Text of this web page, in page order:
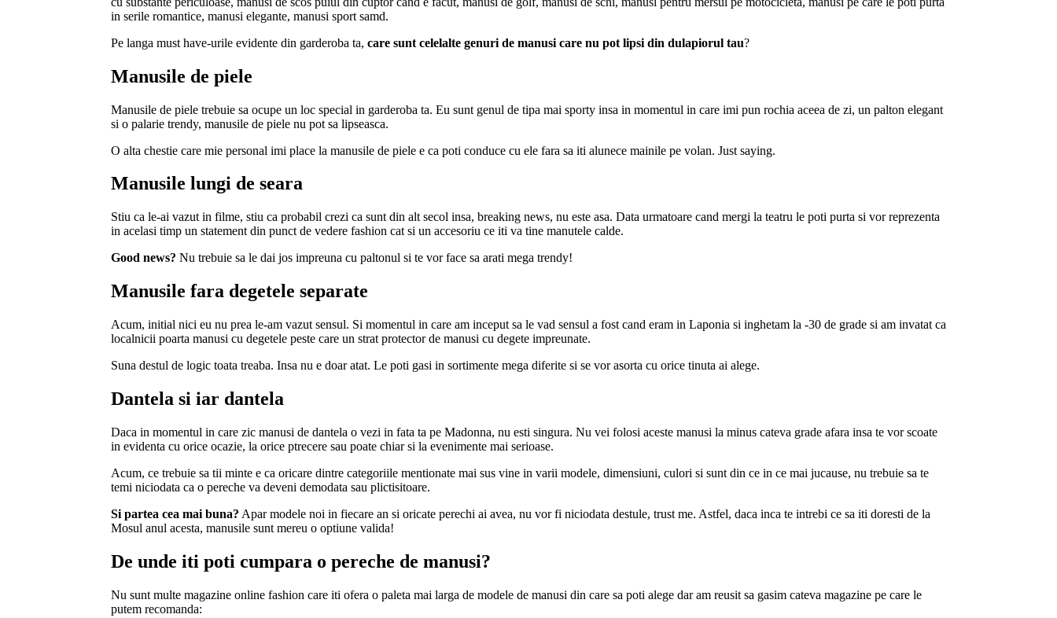
in serile romantice, manusi elegante, manusi sport samd.
Pe langa must have-urile evidente din garderoba ta, care sunt celelalte genuri de manusi care nu pot lipsi din dulapiorul tau?
Manusile de piele
Manusile de piele trebuie sa ocupe un loc special in garderoba ta. Eu sunt genul de tipa mai sporty insa in momentul in care imi pun rochia aceea de zi, un palton elegant
si o palarie trendy, manusile de piele nu pot sa lipseasca.
O alta chestie care mie personal imi place la manusile de piele e ca poti conduce cu ele fara sa iti alunece mainile pe volan. Just saying.
Manusile lungi de seara
Stiu ca le-ai vazut in filme, stiu ca probabil crezi ca sunt din alt secol insa, breaking news, nu este asa. Data urmatoare cand mergi la teatru le poti purta si vor reprezenta
in acelasi timp un statement din punct de vedere fashion cat si un accesoriu ce iti va tine manutele calde.
Good news? Nu trebuie sa le dai jos impreuna cu paltonul si te vor face sa arati mega trendy!
Manusile fara degetele separate
Acum, initial nici eu nu prea le-am vazut sensul. Si momentul in care am inceput sa le vad sensul a fost cand eram in Laponia si inghetam la -30 de grade si am invatat ca
localnicii poarta manusi cu degetele peste care un strat protector de manusi cu degete impreunate.
Suna destul de logic toata treaba. Insa nu e doar atat. Le poti gasi in sortimente mega diferite si se vor asorta cu orice tinuta ai alege.
Dantela si iar dantela
Daca in momentul in care zic manusi de dantela o vezi in fata ta pe Madonna, nu esti singura. Nu vei folosi aceste manusi la minus cateva grade afara insa te vor scoate
in evidenta cu orice ocazie, la orice ptrecere sau poate chiar si la evenimente mai serioase.
Acum, ce trebuie sa tii minte e ca oricare dintre categoriile mentionate mai sus vine in varii modele, dimensiuni, culori si sunt din ce in ce mai jucause, nu trebuie sa te
temi niciodata ca o pereche va deveni demodata sau plictisitoare.
Si partea cea mai buna? Apar modele noi in fiecare an si oricate perechi ai avea, nu vor fi niciodata destule, trust me. Astfel, daca inca te intrebi ce sa iti doresti de la
Mosul anul acesta, manusile sunt mereu o optiune valida!
De unde iti poti cumpara o pereche de manusi?
Nu sunt multe magazine online fashion care iti ofera o paleta mai larga de modele de manusi din care sa poti alege dar am reusit sa gasim cateva magazine pe care le
putem recomanda: